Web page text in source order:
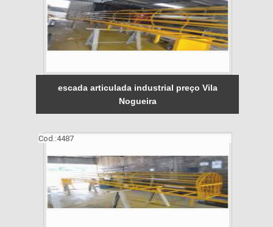
escada articulada industrial preço Vila
Nogueira
Cod.:4487